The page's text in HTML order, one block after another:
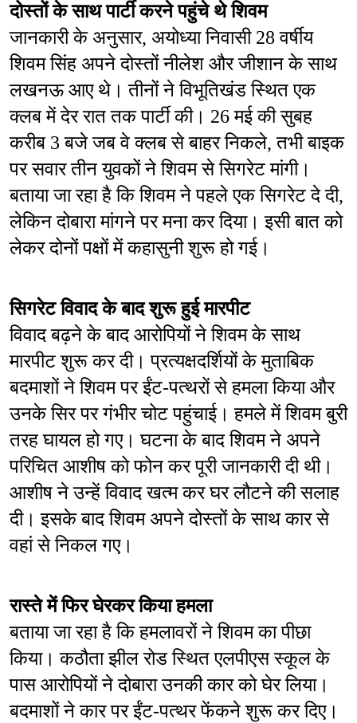
दोस्तों के साथ पार्टी करने पहुंचे थे शिवम
जानकारी के अनुसार, अयोध्या निवासी 28 वर्षीय
शिवम सिंह अपने दोस्तों नीलेश और जीशान के साथ
लखनऊ आए थे। तीनों ने विभूतिखंड स्थित एक
क्लब में देर रात तक पार्टी की। 26 मई की सुबह
करीब 3 बजे जब वे क्लब से बाहर निकले, तभी बाइक
पर सवार तीन युवकों ने शिवम से सिगरेट मांगी।
बताया जा रहा है कि शिवम ने पहले एक सिगरेट दे दी,
लेकिन दोबारा मांगने पर मना कर दिया। इसी बात को
लेकर दोनों पक्षों में कहासुनी शुरू हो गई।
सिगरेट विवाद के बाद शुरू हुई मारपीट
विवाद बढ़ने के बाद आरोपियों ने शिवम के साथ
मारपीट शुरू कर दी। प्रत्यक्षदर्शियों के मुताबिक
बदमाशों ने शिवम पर ईंट-पत्थरों से हमला किया और
उनके सिर पर गंभीर चोट पहुंचाई। हमले में शिवम बुरी
तरह घायल हो गए। घटना के बाद शिवम ने अपने
परिचित आशीष को फोन कर पूरी जानकारी दी थी।
आशीष ने उन्हें विवाद खत्म कर घर लौटने की सलाह
दी। इसके बाद शिवम अपने दोस्तों के साथ कार से
वहां से निकल गए।
रास्ते में फिर घेरकर किया हमला
बताया जा रहा है कि हमलावरों ने शिवम का पीछा
किया। कठौता झील रोड स्थित एलपीएस स्कूल के
पास आरोपियों ने दोबारा उनकी कार को घेर लिया।
बदमाशों ने कार पर ईंट-पत्थर फेंकने शुरू कर दिए।